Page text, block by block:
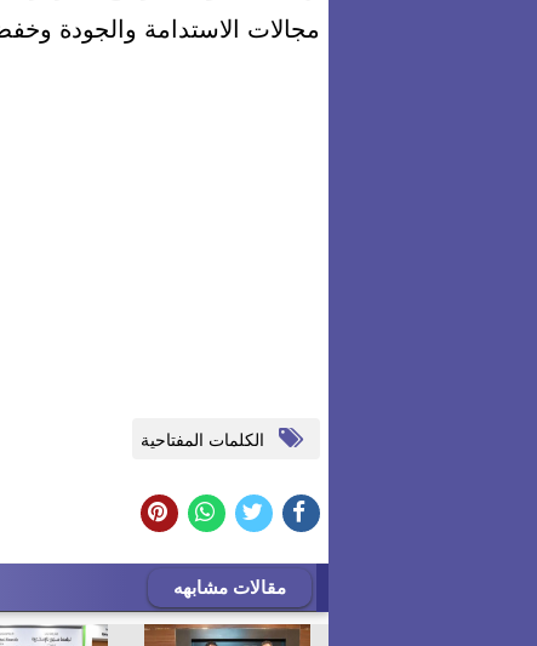
مجالات الاستدامة والجودة
الكلمات المفتاحية
مقالات مشابهه